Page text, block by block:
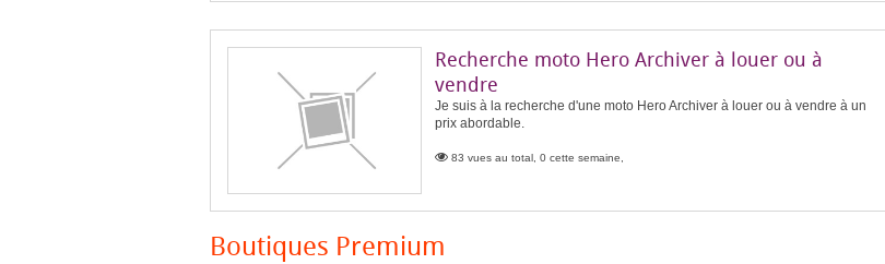
Recherche moto Hero Archiver à louer ou à
vendre
Je suis à la recherche d'une moto Hero Archiver à louer ou à vendre à un
prix abordable.
83 vues au total, 0 cette semaine,
Boutiques Premium